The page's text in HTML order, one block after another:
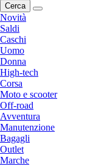
Cerca
Novità
Saldi
Caschi
Uomo
Donna
High-tech
Corsa
Moto e scooter
Off-road
Avventura
Manutenzione
Bagagli
Outlet
Marche